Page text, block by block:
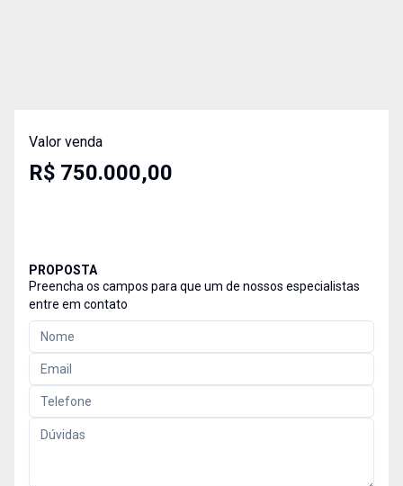
Valor venda
R$ 750.000,00
PROPOSTA
Preencha os campos para que um de nossos especialistas
entre em contato